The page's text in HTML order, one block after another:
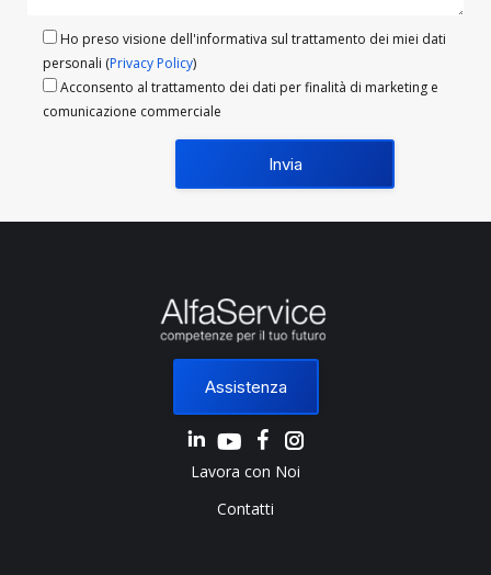
Ho preso visione dell'informativa sul trattamento dei miei dati
personali (Privacy Policy)
Acconsento al trattamento dei dati per finalità di marketing e
comunicazione commerciale
Assistenza
Linkedin Instagram
Lavora con Noi
Contatti